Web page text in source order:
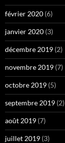
février 2020 (6)
janvier 2020 (3)
décembre 2019 (2)
novembre 2019 (7)
octobre 2019 (5)
septembre 2019 (2)
août 2019 (7)
juillet 2019 (3)